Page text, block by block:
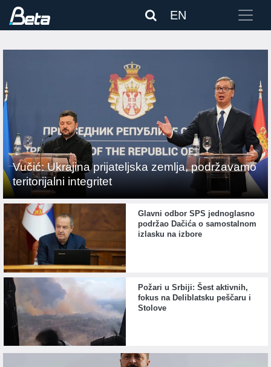
EN
Vučić: Ukrajina prijateljska zemlja, podržavamo
teritorijalni integritet
Glavni odbor SPS jednoglasno
podržao Dačića o samostalnom
izlasku na izbore
Požari u Srbiji: Šest aktivnih,
fokus na Deliblatsku peščaru i
Stolove